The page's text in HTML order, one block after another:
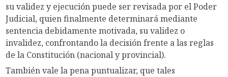
su validez y ejecución puede ser revisada por el Poder
Judicial, quien finalmente determinará mediante
sentencia debidamente motivada, su validez o
invalidez, confrontando la decisión frente a las reglas
de la Constitución (nacional y provincial).
También vale la pena puntualizar, que tales